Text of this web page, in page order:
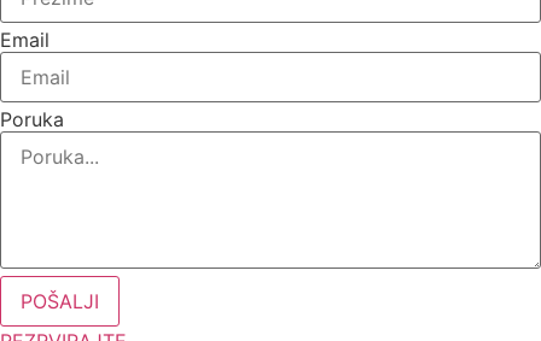
Email
Poruka
POŠALJI